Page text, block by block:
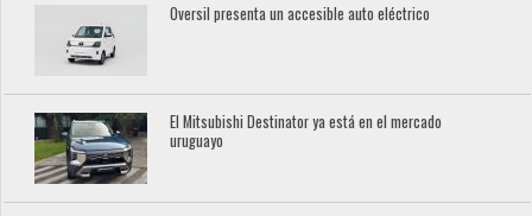
Oversil presenta un accesible auto eléctrico
El Mitsubishi Destinator ya está en el mercado
uruguayo